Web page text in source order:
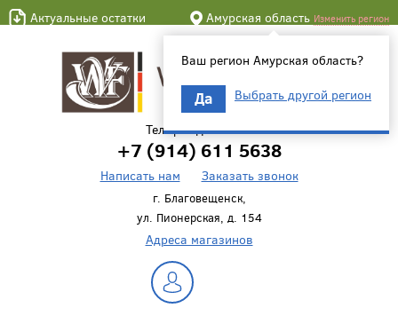
Актуальные остатки Амурская область Изменить регион
Ваш регион Амурская область?
Да Выбрать другой регион
Телефон для связи
+7 (914) 611 5638
Написать нам Заказать звонок
г. Благовещенск,
ул. Пионерская, д. 154
Адреса магазинов